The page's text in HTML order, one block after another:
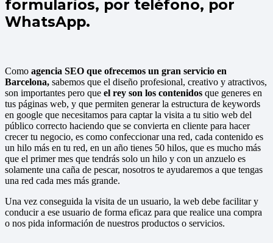
formularios, por teléfono, por
WhatsApp.
Como agencia SEO que ofrecemos un gran servicio en
Barcelona, sabemos que el diseño profesional, creativo y atractivos,
son importantes pero que el rey son los contenidos que generes en
tus páginas web, y que permiten generar la estructura de keywords
en google que necesitamos para captar la visita a tu sitio web del
público correcto haciendo que se convierta en cliente para hacer
crecer tu negocio, es como confeccionar una red, cada contenido es
un hilo más en tu red, en un año tienes 50 hilos, que es mucho más
que el primer mes que tendrás solo un hilo y con un anzuelo es
solamente una caña de pescar, nosotros te ayudaremos a que tengas
una red cada mes más grande.
Una vez conseguida la visita de un usuario, la web debe facilitar y
conducir a ese usuario de forma eficaz para que realice una compra
o nos pida información de nuestros productos o servicios.